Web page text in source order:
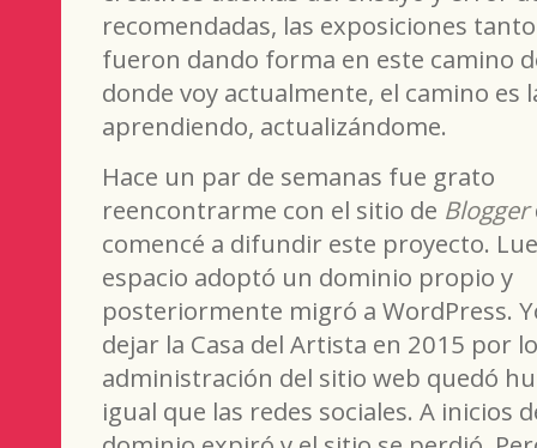
recomendadas, las exposiciones
fueron dando forma en este camino
donde voy actualmente, el camino es
aprendiendo, actualizándome.
Hace un par de semanas fue grato
reencontrarme con el sitio de Blogger
comencé a difundir este proyecto.
espacio adoptó un dominio propio y
posteriormente migró a WordPress.
dejar la Casa del Artista en 2015 por
administración del sitio web quedó
igual que las redes sociales. A inicios